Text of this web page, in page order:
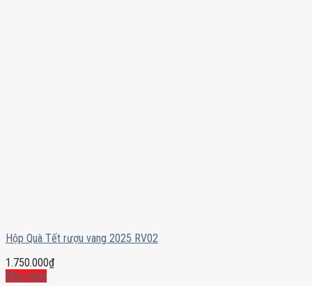
Hộp Quà Tết rượu vang 2025 RV02
1.750.000₫
Mua ngay